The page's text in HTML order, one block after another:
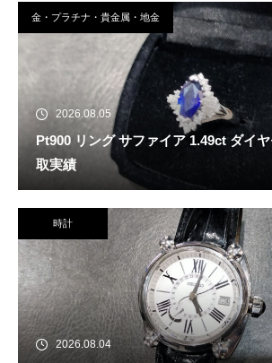
金・プラチナ・貴金属・地金
2026.08.05
Pt900 リング サファイア 1.49ct ダイ
取実績
時計
2026.08.04